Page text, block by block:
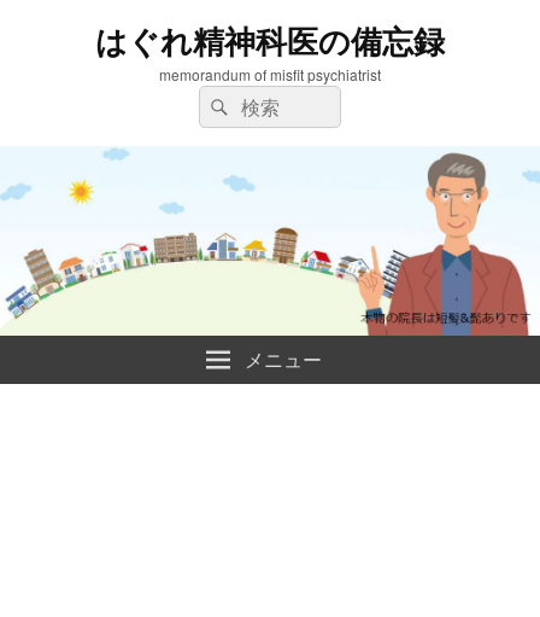
はぐれ精神科医の備忘録
memorandum of misfit psychiatrist
検
索:
検
索
メニュー